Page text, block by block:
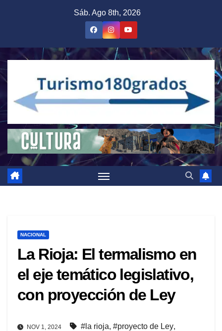
Sáb. Ago 8th, 2026
NACIONAL
La Rioja: El termalismo en
el eje temático legislativo,
con proyección de Ley
NOV 1, 2024 #la rioja, #proyecto de Ley,